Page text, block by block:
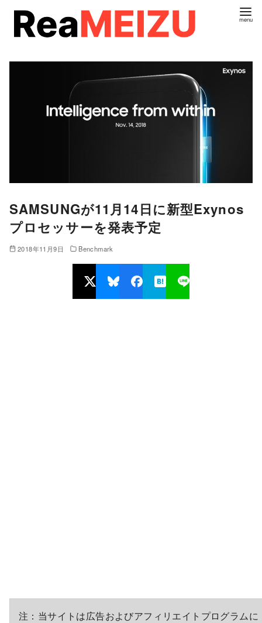
SAMSUNGが11月14日に新型Exynos
プロセッサーを発表予定
2018年11月9日 Benchmark
注：当サイトは広告およびアフィリエイトプログラムに